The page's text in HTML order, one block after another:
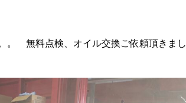
無料点検、オイル交換ご依頼頂きまし